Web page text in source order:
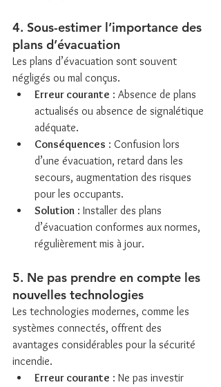
4. Sous-estimer l’importance des
plans d’évacuation
Les plans d’évacuation sont souvent
négligés ou mal conçus.
Erreur courante : Absence de plans
actualisés ou absence de signalétique
adéquate.
Conséquences : Confusion lors
d’une évacuation, retard dans les
secours, augmentation des risques
pour les occupants.
Solution : Installer des plans
d’évacuation conformes aux normes,
régulièrement mis à jour.
5. Ne pas prendre en compte les
nouvelles technologies
Les technologies modernes, comme les
systèmes connectés, offrent des
avantages considérables pour la sécurité
incendie.
Erreur courante : Ne pas investir